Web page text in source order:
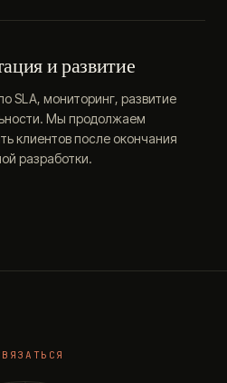
и развитие
SLA, мониторинг, развитие
Мы продолжаем
клиентов после окончания
разработки.